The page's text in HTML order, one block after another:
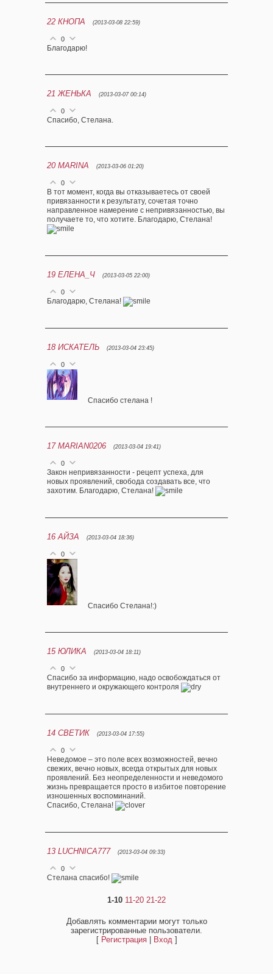
22 КНОПА (2013-03-08 22:59)
0
Благодарю!
21 ЖЕНЬКА (2013-03-07 00:14)
0
Спасибо, Стелана.
20 MARINA (2013-03-06 01:20)
0
В тот момент, когда вы отказываетесь от своей
привязанности к результату, сочетая точно
направленное намерение с непривязанностью, вы
получаете то, что хотите. Благодарю, Стелана!
19 ЕЛЕНА_Ч (2013-03-05 22:00)
0
Благодарю, Стелана!
18 ИСКАТЕЛЬ (2013-03-04 23:45)
0
Спасибо стелана !
17 MARIAN0206 (2013-03-04 19:41)
0
Закон непривязанности - рецепт успеха, для
новых проявлений, свободa создавать все, что
захотим. Благодарю, Стелана!
16 АЙЗА (2013-03-04 18:36)
0
Спасибо Стелана!:)
15 ЮЛИКА (2013-03-04 18:11)
0
Спасибо за информацию, надо освобождаться от
внутреннего и окружающего контроля
14 СВЕТИК (2013-03-04 17:55)
0
Неведомое – это поле всех возможностей, вечно
свежих, вечно новых, всегда открытых для новых
проявлений. Без неопределенности и неведомого
жизнь превращается просто в избитое повторение
изношенных воспоминаний.
Спасибо, Стелана!
13 LUCHNICA777 (2013-03-04 09:33)
0
Стелана спасибо!
1-10 11-20 21-22
Добавлять комментарии могут только
зарегистрированные пользователи.
[ Регистрация| Вход]